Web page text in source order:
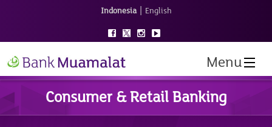
Indonesia | English
Menu
Consumer & Retail Banking